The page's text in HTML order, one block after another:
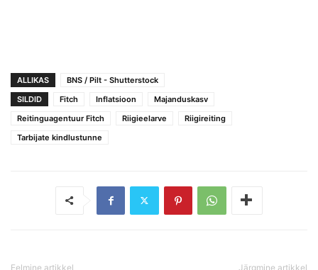
ALLIKAS
BNS / Pilt - Shutterstock
SILDID
Fitch Inflatsioon
Majanduskasv
Reitinguagentuur Fitch
Riigieelarve
Riigireiting
Tarbijate kindlustunne
Eelmine artikkel Järgmine artikkel